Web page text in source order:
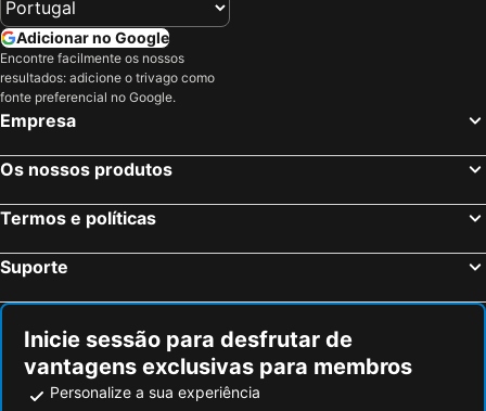
Adicionar no Google
Encontre facilmente os nossos
resultados: adicione o trivago como
fonte preferencial no Google.
Empresa
Os nossos produtos
Termos e políticas
Suporte
Inicie sessão para desfrutar de
vantagens exclusivas para membros
Personalize a sua experiência